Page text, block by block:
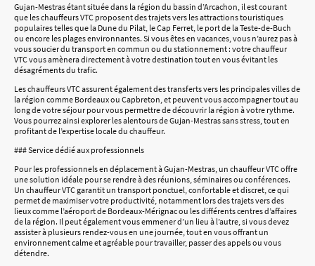
Gujan-Mestras étant située dans la région du bassin d’Arcachon, il est courant
que les chauffeurs VTC proposent des trajets vers les attractions touristiques
populaires telles que la Dune du Pilat, le Cap Ferret, le port de la Teste-de-Buch
ou encore les plages environnantes. Si vous êtes en vacances, vous n’aurez pas à
vous soucier du transport en commun ou du stationnement : votre chauffeur
VTC vous amènera directement à votre destination tout en vous évitant les
désagréments du trafic.
Les chauffeurs VTC assurent également des transferts vers les principales villes de
la région comme Bordeaux ou Capbreton, et peuvent vous accompagner tout au
long de votre séjour pour vous permettre de découvrir la région à votre rythme.
Vous pourrez ainsi explorer les alentours de Gujan-Mestras sans stress, tout en
profitant de l’expertise locale du chauffeur.
### Service dédié aux professionnels
Pour les professionnels en déplacement à Gujan-Mestras, un chauffeur VTC offre
une solution idéale pour se rendre à des réunions, séminaires ou conférences.
Un chauffeur VTC garantit un transport ponctuel, confortable et discret, ce qui
permet de maximiser votre productivité, notamment lors des trajets vers des
lieux comme l’aéroport de Bordeaux-Mérignac ou les différents centres d’affaires
de la région. Il peut également vous emmener d’un lieu à l’autre, si vous devez
assister à plusieurs rendez-vous en une journée, tout en vous offrant un
environnement calme et agréable pour travailler, passer des appels ou vous
détendre.